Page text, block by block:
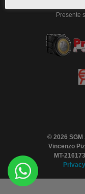
Presente
© 2026 SGM
Vincenzo
MT-216173 |